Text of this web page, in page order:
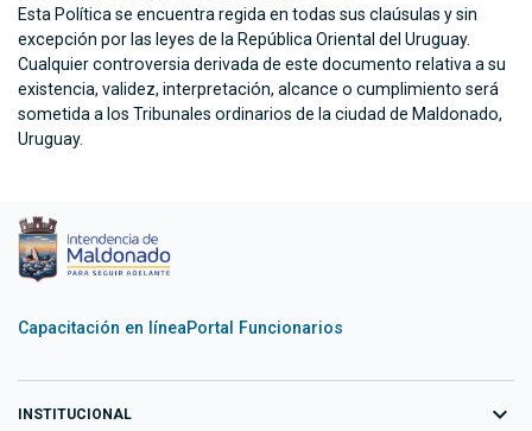
Esta Política se encuentra regida en todas sus claúsulas y sin
excepción por las leyes de la República Oriental del Uruguay.
Cualquier controversia derivada de este documento relativa a su
existencia, validez, interpretación, alcance o cumplimiento será
sometida a los Tribunales ordinarios de la ciudad de Maldonado,
Uruguay.
Capacitación en líneaPortal Funcionarios
INSTITUCIONAL expand_more